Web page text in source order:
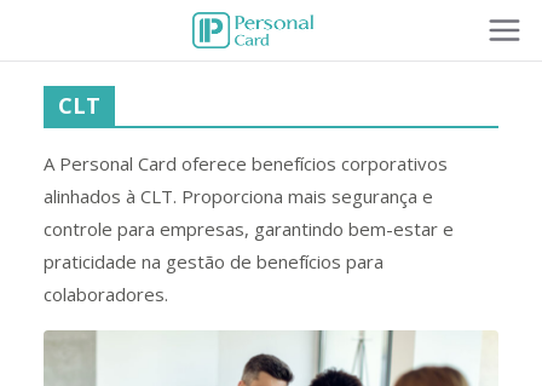
CLT
A Personal Card oferece benefícios corporativos
alinhados à CLT. Proporciona mais segurança e
controle para empresas, garantindo bem-estar e
praticidade na gestão de benefícios para
colaboradores.